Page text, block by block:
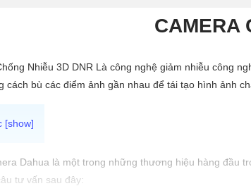
CAMERA
Nhiễu 3D DNR Là công nghệ giảm nhiễu công
cách bù các điểm ảnh gần nhau để tái tạo hình ảnh
Dahua là một trong những thương hiệu hàng đầu
tư vấn sau đây: